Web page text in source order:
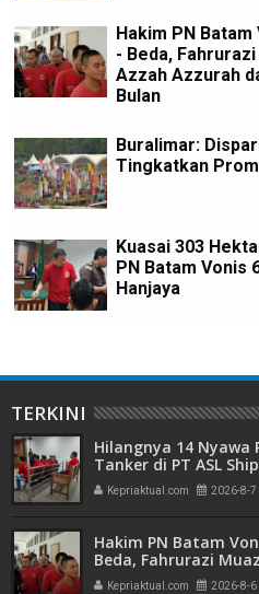
Hakim PN
- Beda,
Azzah Azzurah
Bulan
Buralimar:
Tingkatkan
Kuasai 303
PN Batam Vonis
Hanjaya
TERKINI
Hilangnya 14 Nyawa
Tanker di PT ASL
Hanya Dituntut 1
Kepriaktual.com 2026-8-7
Hakim PN Batam
Beda, Fahrurazi
Azzurah dan Risma
Kepriaktual.com 2026-8-6